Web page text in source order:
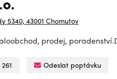
5340, 43001 Chomutov
prodej,
Odeslat poptávku